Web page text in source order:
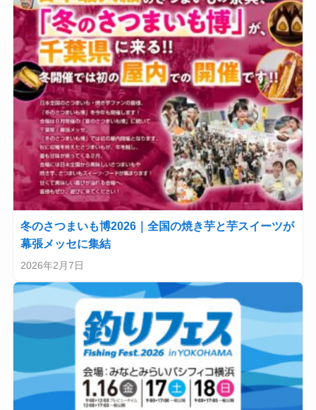
冬のさつまいも博2026｜全国の焼き芋と芋スイーツが
幕張メッセに集結
2026年2月7日